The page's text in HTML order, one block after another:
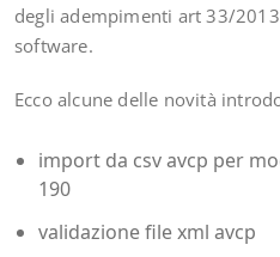
degli adempimenti art 33/
software.
Ecco alcune delle novità
import da csv avcp per
190
validazione file xml avcp